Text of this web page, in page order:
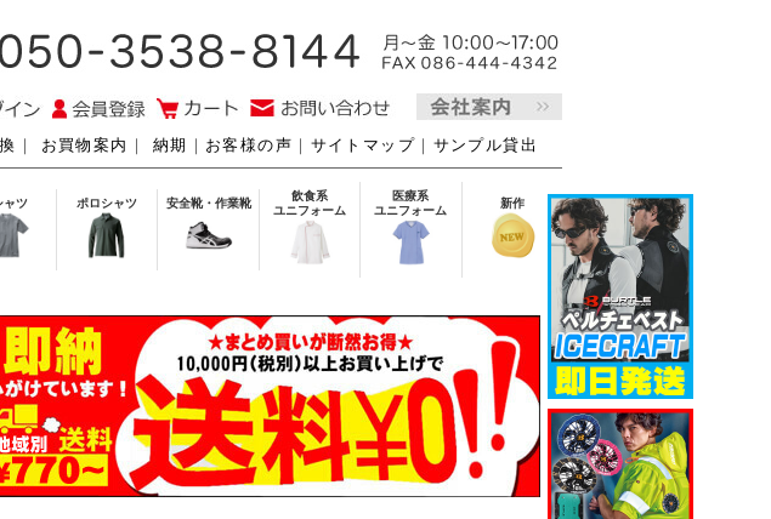
｜ お買物案内 ｜ 納期 ｜ お客様の声 ｜ サイトマップ ｜ サンプル貸出
ャツ ポロシャツ 安全靴・作業靴
飲食系
ユニフォーム
医療系
ユニフォーム
新作